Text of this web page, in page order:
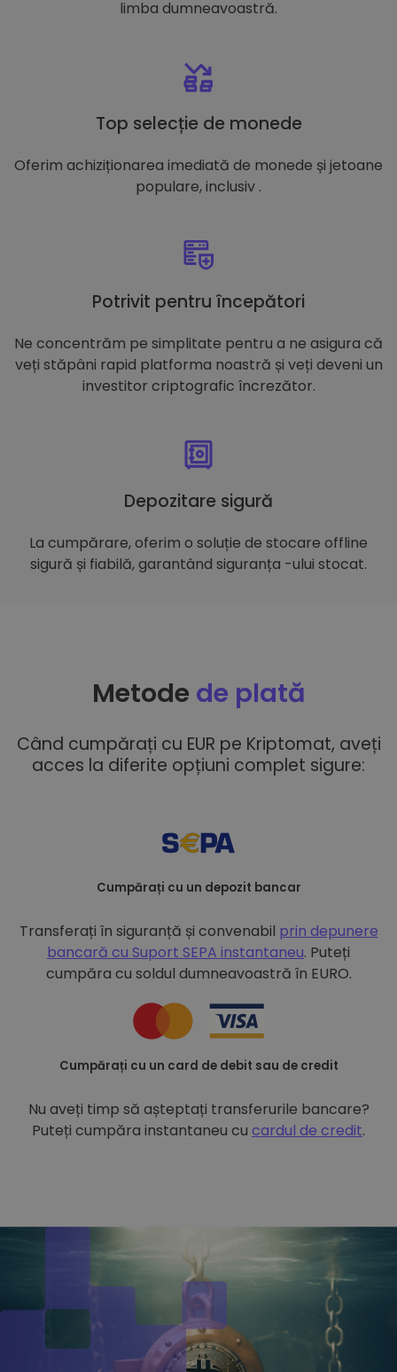
limba dumneavoastră.
Top selecție de monede
Oferim achiziționarea imediată de monede și jetoane
populare, inclusiv .
Potrivit pentru începători
Ne concentrăm pe simplitate pentru a ne asigura că
veți stăpâni rapid platforma noastră și veți deveni un
investitor criptografic încrezător.
Depozitare sigură
La cumpărare, oferim o soluție de stocare offline
sigură și fiabilă, garantând siguranța -ului stocat.
Metode de plată
Când cumpărați cu EUR pe Kriptomat, aveți
acces la diferite opțiuni complet sigure:
Cumpărați cu un depozit bancar
Transferați în siguranță și convenabil prin depunere
bancară cu Suport SEPA instantaneu. Puteți
cumpăra cu soldul dumneavoastră în EURO.
Cumpărați cu un card de debit sau de credit
Nu aveți timp să așteptați transferurile bancare?
Puteți cumpăra instantaneu cu cardul de credit.